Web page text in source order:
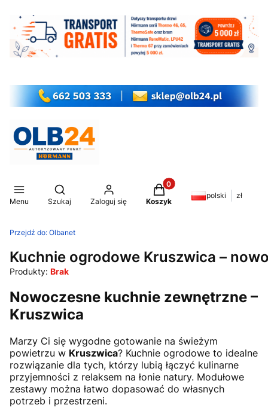
Menu
Otwórz wyszukiwarkę
Szukaj Zaloguj się
Produkty w koszyku: 0.
Koszyk
polski zł
Przejdź do: Olbanet
Kuchnie ogrodowe Kruszwica –
Produkty: Brak
Nowoczesne kuchnie zewnętrzne –
Kruszwica
Marzy Ci się wygodne gotowanie na świeżym
powietrzu w Kruszwica? Kuchnie ogrodowe to idealne
rozwiązanie dla tych, którzy lubią łączyć kulinarne
przyjemności z relaksem na łonie natury. Modułowe
zestawy można łatwo dopasować do własnych
potrzeb i przestrzeni.